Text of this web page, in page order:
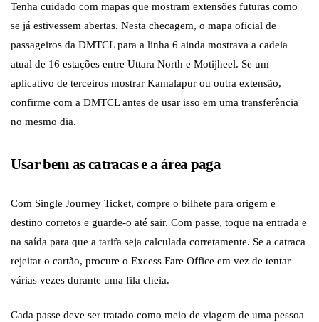
Tenha cuidado com mapas que mostram extensões futuras como
se já estivessem abertas. Nesta checagem, o mapa oficial de
passageiros da DMTCL para a linha 6 ainda mostrava a cadeia
atual de 16 estações entre Uttara North e Motijheel. Se um
aplicativo de terceiros mostrar Kamalapur ou outra extensão,
confirme com a DMTCL antes de usar isso em uma transferência
no mesmo dia.
Usar bem as catracas e a área paga
Com Single Journey Ticket, compre o bilhete para origem e
destino corretos e guarde-o até sair. Com passe, toque na entrada e
na saída para que a tarifa seja calculada corretamente. Se a catraca
rejeitar o cartão, procure o Excess Fare Office em vez de tentar
várias vezes durante uma fila cheia.
Cada passe deve ser tratado como meio de viagem de uma pessoa